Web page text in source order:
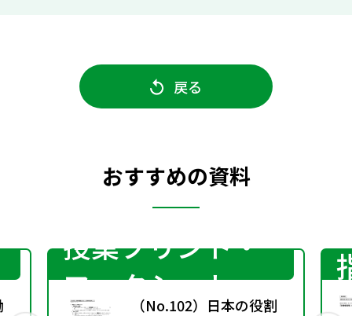
戻る
おすすめの資料
授業プリント・
ワークシート
（No.102）日本の役割